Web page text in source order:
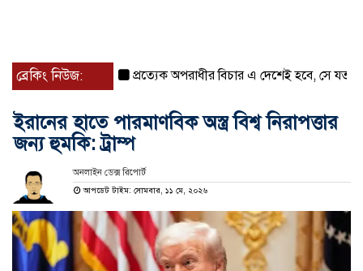
ব্রেকিং নিউজ: প্রত্যেক অপরাধীর বিচার এ দেশেই হবে, সে যত
ইরানের হাতে পারমাণবিক অস্ত্র বিশ্ব নিরাপত্তার
জন্য হুমকি: ট্রাম্প
অনলাইন ডেক্স রিপোর্ট
আপডেট টাইম: সোমবার, ১১ মে, ২০২৬